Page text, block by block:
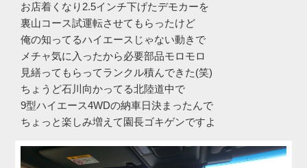
お店着くなり2.5インチ下げたデモカーを
裏山コース試運転させてもらったけど
俺の知ってるハイエースじゃない動きで
メチャ気に入ったから必要部品モロモロ
見繕ってもらってランクル積んできた(笑)
ちょうど石川向かってる北陸道中で
9型ハイエース4WDの納車日決まったんで
ちょっと楽しみ増えて園長ゴキゲンですよ